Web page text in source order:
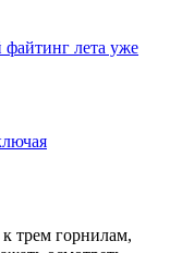
лета уже
трем горнилам,